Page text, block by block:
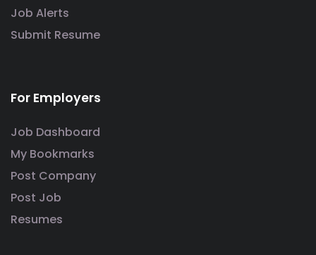
Job Alerts
Submit Resume
For Employers
Job Dashboard
My Bookmarks
Post Company
Post Job
Resumes